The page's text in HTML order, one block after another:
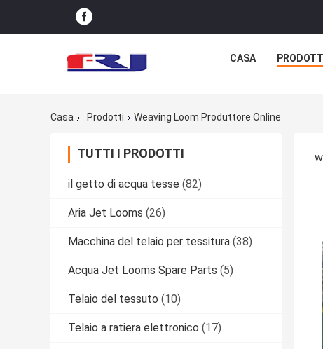
CASA PRODOTTI
Casa Prodotti Weaving Loom Produttore Online
TUTTI I PRODOTTI
il getto di acqua tesse (82)
Aria Jet Looms (26)
Macchina del telaio per tessitura (38)
Acqua Jet Looms Spare Parts (5)
Telaio del tessuto (10)
Telaio a ratiera elettronico (17)